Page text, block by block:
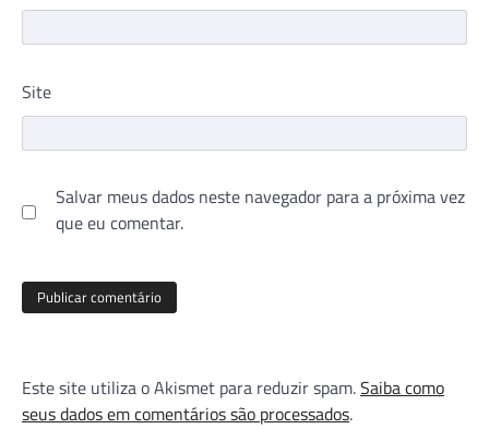
Site
Salvar meus dados neste navegador para a próxima vez
que eu comentar.
Este site utiliza o Akismet para reduzir spam.Saiba como
seus dados em comentários são processados.